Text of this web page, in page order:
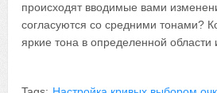
происходят вводимые вами
согласуются со средними тонами?
яркие тона в определенной области